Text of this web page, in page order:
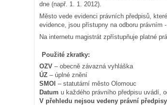
dne (např. 1. 1. 2012).
Město vede evidenci právních předpisů,
evidence, jsou přístupny na odboru
Na internetu magistrát zpřístupňuje platné
Použité zkratky:
OZV – obecně závazná vyhláška
ÚZ – úplné znění
SMOl – statutární město Olomouc
Datum u každého právního předpisu uvádí,
V přehledu nejsou vedeny právní